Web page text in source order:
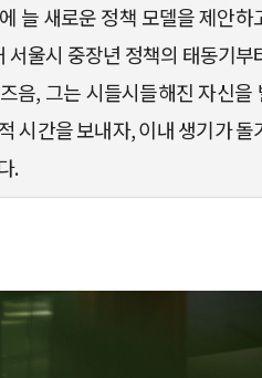
늘 새로운 정책 모델을 제안하
울시 중장년 정책의 태동기부
음, 그는 시들시들해진 자신을
시간을 보내자, 이내 생기가 돌
.